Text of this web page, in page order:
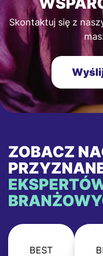
Skontaktuj się z
ZOBACZ
BEST